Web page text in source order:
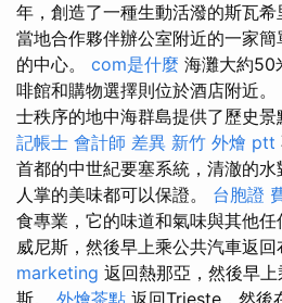
年，創造了一種生動活潑的斯瓦
當地合作夥伴辦公室附近的一家
的中心。 com是什麼 海灘大約50
啡館和購物選擇則位於酒店附近。
士秩序的地中海群島提供了歷史景
記帳士 會計師 差異 新竹 外燴 ptt
首都的中世紀要塞系統，清澈的
人掌的美味都可以保證。 台胞證
食專業，它的味道和氣味與其他
威尼斯，然後早上乘公共汽車返回
marketing 返回熱那亞，然後早
斯。 外燴茶點 返回Trieste，然後